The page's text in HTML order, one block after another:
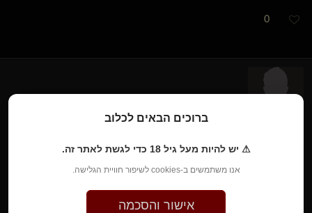
0
לפני חודשיים • 4 ביוני 2026
אני מוכן לשמש כאסלה אנושית לכל מי שרק תרצה. בכל מקום
ברוכים הבאים לכלוב
⚠ יש להיות מעל גיל 18 כדי לגשת לאתר זה.
אנו משתמשים ב-cookies לשיפור חוויית הגלישה.
אישור והסכמה